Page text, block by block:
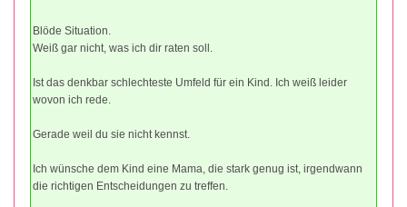
Blöde Situation.
Weiß gar nicht, was ich dir raten soll.
Ist das denkbar schlechteste Umfeld für ein Kind. Ich weiß leider
wovon ich rede.
Gerade weil du sie nicht kennst.
Ich wünsche dem Kind eine Mama, die stark genug ist, irgendwann
die richtigen Entscheidungen zu treffen.